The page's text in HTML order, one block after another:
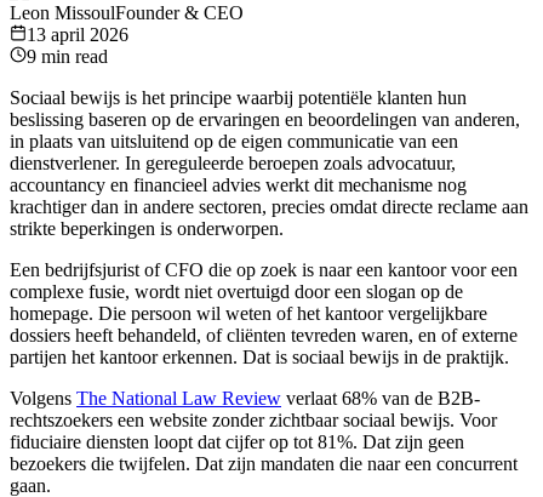
Leon MissoulFounder & CEO
13 april 2026
9 min read
Sociaal bewijs is het principe waarbij potentiële klanten hun
beslissing baseren op de ervaringen en beoordelingen van anderen,
in plaats van uitsluitend op de eigen communicatie van een
dienstverlener. In gereguleerde beroepen zoals advocatuur,
accountancy en financieel advies werkt dit mechanisme nog
krachtiger dan in andere sectoren, precies omdat directe reclame aan
strikte beperkingen is onderworpen.
Een bedrijfsjurist of CFO die op zoek is naar een kantoor voor een
complexe fusie, wordt niet overtuigd door een slogan op de
homepage. Die persoon wil weten of het kantoor vergelijkbare
dossiers heeft behandeld, of cliënten tevreden waren, en of externe
partijen het kantoor erkennen. Dat is sociaal bewijs in de praktijk.
Volgens The National Law Review verlaat 68% van de B2B-
rechtszoekers een website zonder zichtbaar sociaal bewijs. Voor
fiduciaire diensten loopt dat cijfer op tot 81%. Dat zijn geen
bezoekers die twijfelen. Dat zijn mandaten die naar een concurrent
gaan.